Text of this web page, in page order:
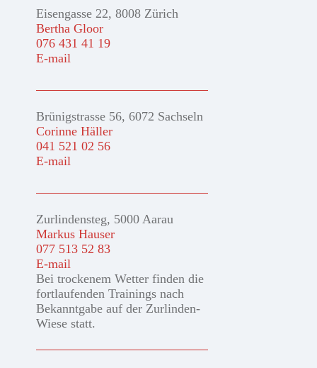
Eisengasse 22, 8008 Zürich
Bertha Gloor
076 431 41 19
E-mail
Brünigstrasse 56, 6072 Sachseln
Corinne Häller
041 521 02 56
E-mail
Zurlindensteg, 5000 Aarau
Markus Hauser
077 513 52 83
E-mail
Bei trockenem Wetter finden die
fortlaufenden Trainings nach
Bekanntgabe auf der Zurlinden-
Wiese statt.